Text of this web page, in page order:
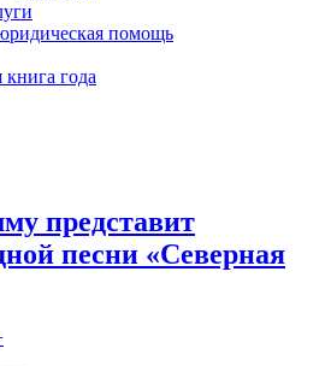
помощь
книга года
представит
песни «Северная